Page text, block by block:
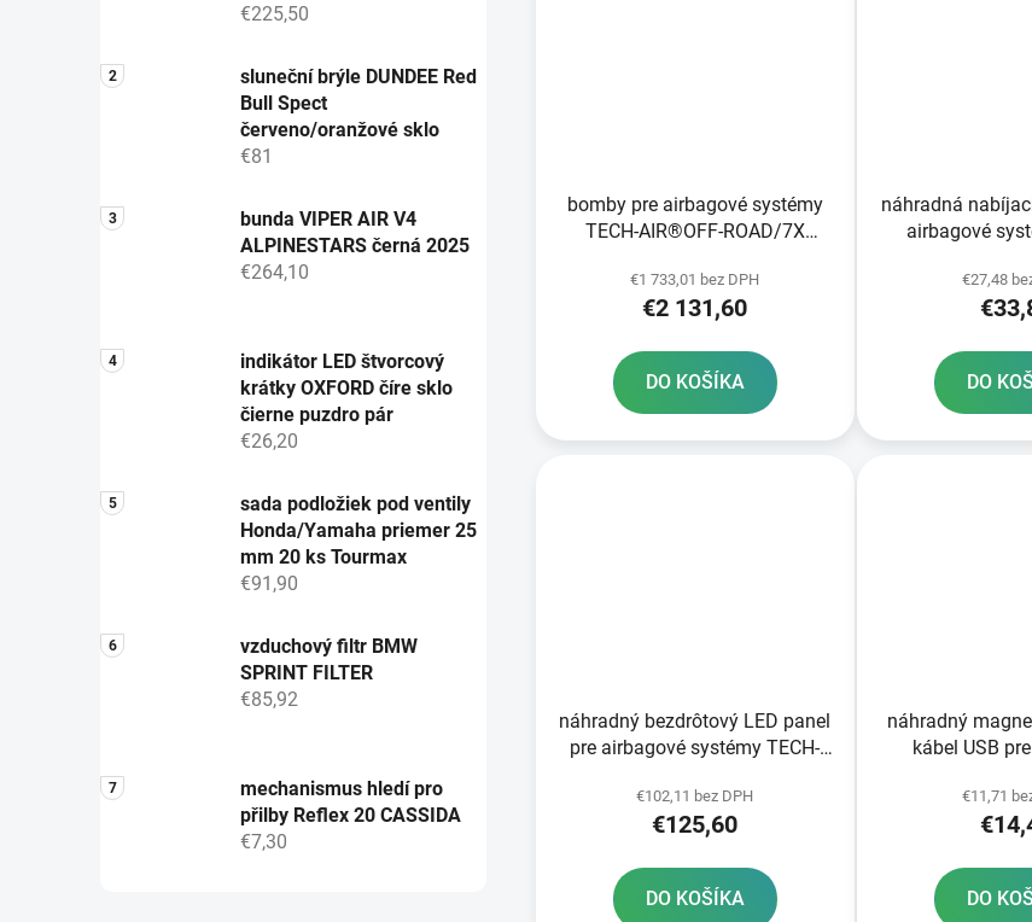
€225,50
sluneční brýle DUNDEE Red
Bull Spect
červeno/oranžové sklo
€81
bunda VIPER AIR V4
ALPINESTARS černá 2025
€264,10
indikátor LED štvorcový
krátky OXFORD číre sklo
čierne puzdro pár
€26,20
sada podložiek pod ventily
Honda/Yamaha priemer 25
mm 20 ks Tourmax
€91,90
vzduchový filtr BMW
SPRINT FILTER
€85,92
mechanismus hledí pro
přilby Reflex 20 CASSIDA
€7,30
bomby pre airbagové systémy
TECH-AIR®OFF-ROAD/7X
20ks
€1 733,01 bez DPH
€2 131,60
DO KOŠÍKA
náhradná
airbagové
ROAD/7X
€27,48
DO
náhradný bezdrôtový LED panel
pre airbagové systémy TECH-
€102,11 bez DPH
€125,60
DO KOŠÍKA
náhradný
kábel USB
AIR®5/€11,71
DO